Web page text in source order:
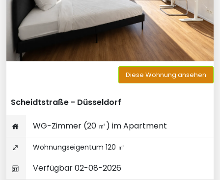
Diese Wohnung ansehen
Scheidtstraße - Düsseldorf
WG-Zimmer (20 ㎡) im Apartment
Wohnungseigentum 120 ㎡
Verfügbar 02-08-2026